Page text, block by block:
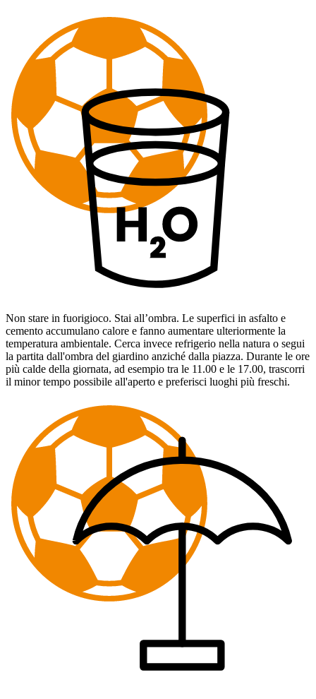
Non stare in fuorigioco. Stai all’ombra. Le superfici in asfalto e
cemento accumulano calore e fanno aumentare ulteriormente la
temperatura ambientale. Cerca invece refrigerio nella natura o segui
la partita dall'ombra del giardino anziché dalla piazza. Durante le ore
più calde della giornata, ad esempio tra le 11.00 e le 17.00, trascorri
il minor tempo possibile all'aperto e preferisci luoghi più freschi.